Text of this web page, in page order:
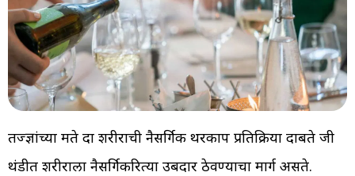
तज्ज्ञांच्या मते दारू शरीराची नैसर्गिक थरकाप प्रतिक्रिया दाबते जी
थंडीत शरीराला नैसर्गिकरित्या उबदार ठेवण्याचा मार्ग असते.